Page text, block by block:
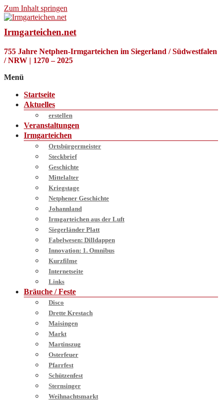
Zum Inhalt springen
Irmgarteichen.net
755 Jahre Netphen-Irmgarteichen im Siegerland / Südwestfalen
/ NRW | 1270 – 2025
Menü
Startseite
Aktuelles
erstellen
Veranstaltungen
Irmgarteichen
Ortsbürgermeister
Steckbrief
Geschichte
Mittelalter
Kriegstage
Netphener Geschichte
Johannland
Irmgarteichen aus der Luft
Siegerländer Platt
Fabelwesen: Dilldappen
Innovation: 1. Omnibus
Kurzfilme
Internetseite
Links
Bräuche / Feste
Disco
Drette Krestach
Maisingen
Markt
Martinszug
Osterfeuer
Pfarrfest
Schützenfest
Sternsinger
Weihnachtsmarkt